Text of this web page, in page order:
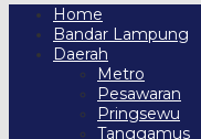
Home
Bandar Lampung
Daerah
Metro
Pesawaran
Pringsewu
Tanggamus